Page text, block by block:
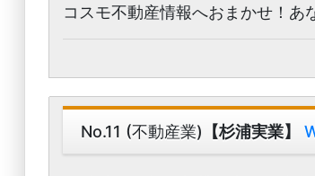
コスモ不動産情報へおまかせ！あ
No.11 (不動産業) 【杉浦実業】